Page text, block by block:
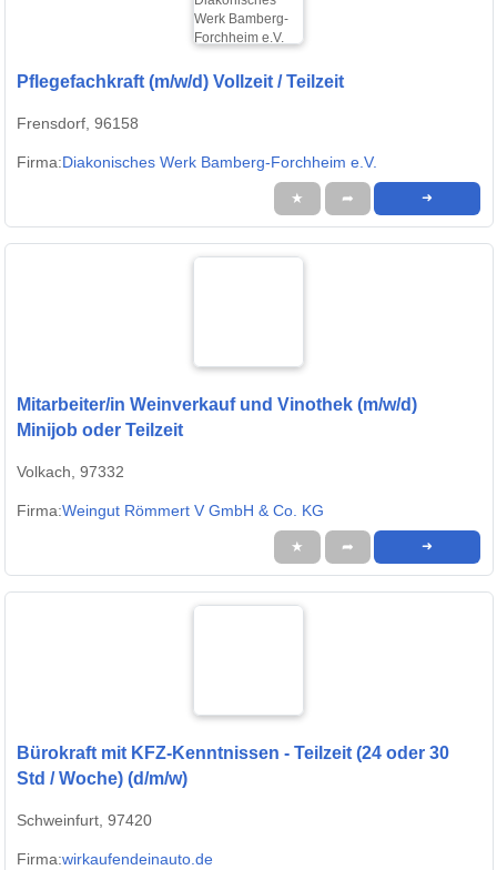
Pflegefachkraft (m/w/d) Vollzeit / Teilzeit
Frensdorf, 96158
Firma:Diakonisches Werk Bamberg-Forchheim e.V.
★ ➦ ➜
Mitarbeiter/in Weinverkauf und Vinothek (m/w/d)
Minijob oder Teilzeit
Volkach, 97332
Firma:Weingut Römmert V GmbH & Co. KG
★ ➦ ➜
Bürokraft mit KFZ-Kenntnissen - Teilzeit (24 oder 30
Std / Woche) (d/m/w)
Schweinfurt, 97420
Firma:wirkaufendeinauto.de